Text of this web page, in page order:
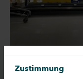
Zustimmung